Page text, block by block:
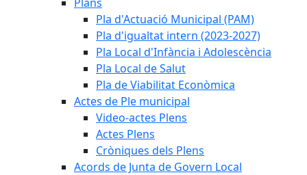
Pla d'Actuació Municipal (PAM)
Pla d'igualtat intern (2023-2027)
Pla Local d'Infància i Adolescència
Pla Local de Salut
Pla de Viabilitat Econòmica
Actes de Ple municipal
Video-actes Plens
Actes Plens
Cròniques dels Plens
Acords de Junta de Govern Local